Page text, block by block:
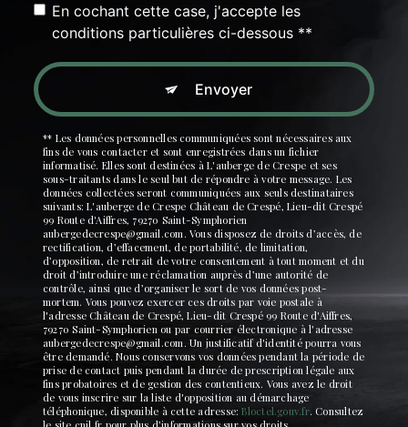
En cochant cette case, j'accepte les
conditions particulières ci-dessous **
Envoyer
** Les données personnelles communiquées sont nécessaires aux
fins de vous contacter et sont enregistrées dans un fichier
informatisé. Elles sont destinées à L'auberge de Crespe et ses
sous-traitants dans le seul but de répondre à votre message. Les
données collectées seront communiquées aux seuls destinataires
suivants: L'auberge de Crespe Château de Crespé, Lieu-dit Crespé
99 Route d'Aiffres, 79270 Saint-Symphorien
aubergedecrespe@gmail.com. Vous disposez de droits d’accès, de
rectification, d’effacement, de portabilité, de limitation,
d’opposition, de retrait de votre consentement à tout moment et du
droit d’introduire une réclamation auprès d’une autorité de
contrôle, ainsi que d’organiser le sort de vos données post-
mortem. Vous pouvez exercer ces droits par voie postale à
l'adresse Château de Crespé, Lieu-dit Crespé 99 Route d'Aiffres,
79270 Saint-Symphorien ou par courrier électronique à l'adresse
aubergedecrespe@gmail.com. Un justificatif d'identité pourra vous
être demandé. Nous conservons vos données pendant la période de
prise de contact puis pendant la durée de prescription légale aux
fins probatoires et de gestion des contentieux. Vous avez le droit
de vous inscrire sur la liste d'opposition au démarchage
téléphonique, disponible à cette adresse: Bloctel.gouv.fr. Consultez